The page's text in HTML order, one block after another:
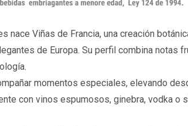
Viñas de Francia, una creación
de Europa. Su perfil combina notas
momentos especiales, elevando
con vinos espumosos, ginebra, vodka